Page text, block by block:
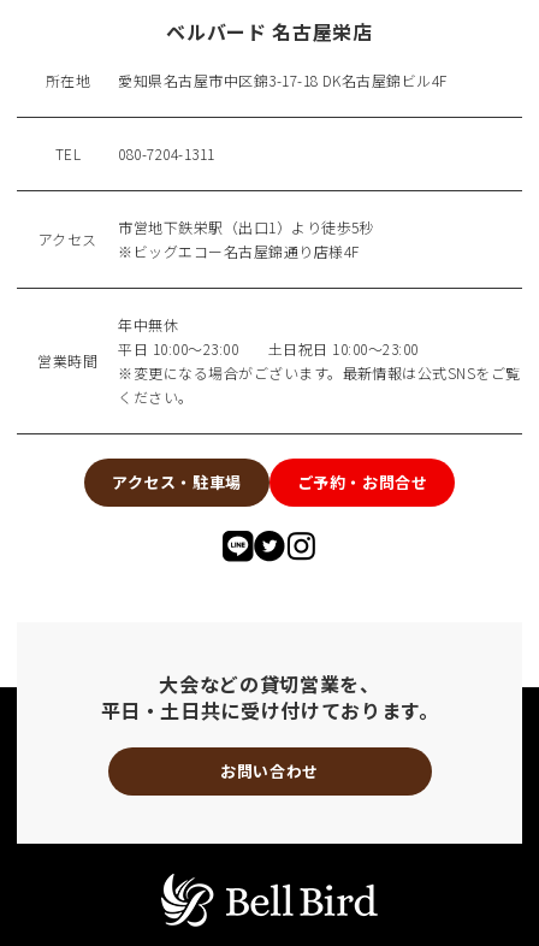
ベルバード 名古屋栄店
所在地 愛知県名古屋市中区錦3-17-18 DK名古屋錦ビル4F
TEL 080-7204-1311
アクセス
市営地下鉄栄駅（出口1）より徒歩5秒
※ビッグエコー名古屋錦通り店様4F
営業時間
年中無休
平日 10:00〜23:00 土日祝日 10:00〜23:00
※変更になる場合がございます。最新情報は公式SNSをご覧
ください。
アクセス・駐車場 ご予約・お問合せ
大会などの貸切営業を、
平日・土日共に受け付けております。
お問い合わせ